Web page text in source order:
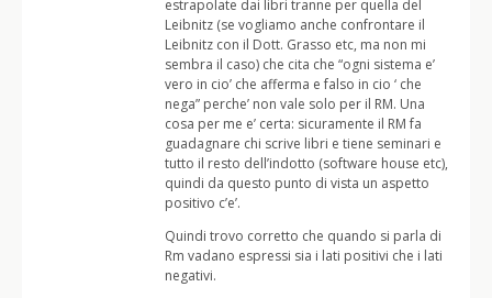
estrapolate dai libri tranne per quella del
Leibnitz (se vogliamo anche confrontare il
Leibnitz con il Dott. Grasso etc, ma non mi
sembra il caso) che cita che “ogni sistema e’
vero in cio’ che afferma e falso in cio ‘ che
nega” perche’ non vale solo per il RM. Una
cosa per me e’ certa: sicuramente il RM fa
guadagnare chi scrive libri e tiene seminari e
tutto il resto dell’indotto (software house etc),
quindi da questo punto di vista un aspetto
positivo c’e’.
Quindi trovo corretto che quando si parla di
Rm vadano espressi sia i lati positivi che i lati
negativi.